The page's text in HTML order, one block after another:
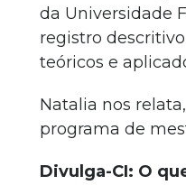
da Universidade
registro
teóricos e
Natalia nos
programa de
Divulga-CI: O